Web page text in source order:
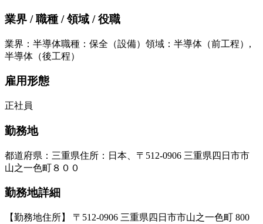
業界 / 職種 / 領域 / 役職
業界 ： 半導体職種 ： 保全（設備） 領域 ： 半導体（前工程）,
半導体（後工程）
雇用形態
正社員
勤務地
都道府県 ： 三重県住所 ： 日本、〒512-0906 三重県四日市市
山之一色町８００
勤務地詳細
【勤務地住所】 〒512-0906 三重県四日市市山之一色町 800